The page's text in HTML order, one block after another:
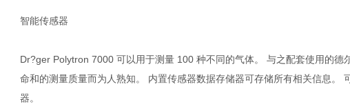
智能传感器
Dr?ger Polytron 7000 可以用于测量 100 种不同的气体。 与之配套使用的
命和的测量质量而为人熟知。 内置传感器数据存储器可存储所有相关信息
器。